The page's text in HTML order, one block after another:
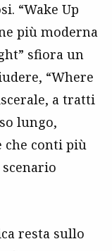
“Wake Up
più moderna
sfiora un
“Where
a tratti
lungo,
che conti più
resta sullo